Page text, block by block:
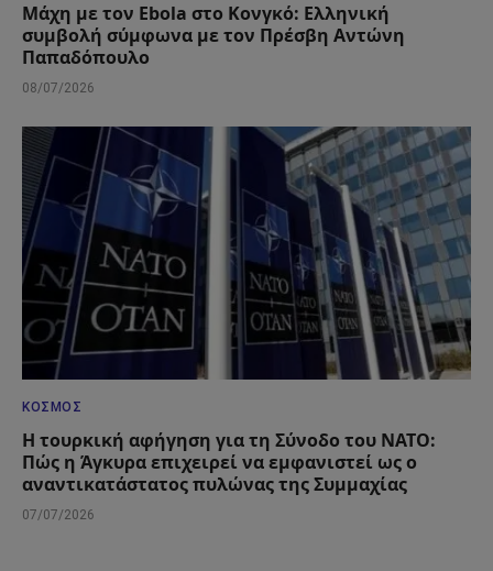
Μάχη με τον Ebola στο Κονγκό: Ελληνική
συμβολή σύμφωνα με τον Πρέσβη Αντώνη
Παπαδόπουλο
08/07/2026
ΚΌΣΜΟΣ
Η τουρκική αφήγηση για τη Σύνοδο του ΝΑΤΟ:
Πώς η Άγκυρα επιχειρεί να εμφανιστεί ως ο
αναντικατάστατος πυλώνας της Συμμαχίας
07/07/2026